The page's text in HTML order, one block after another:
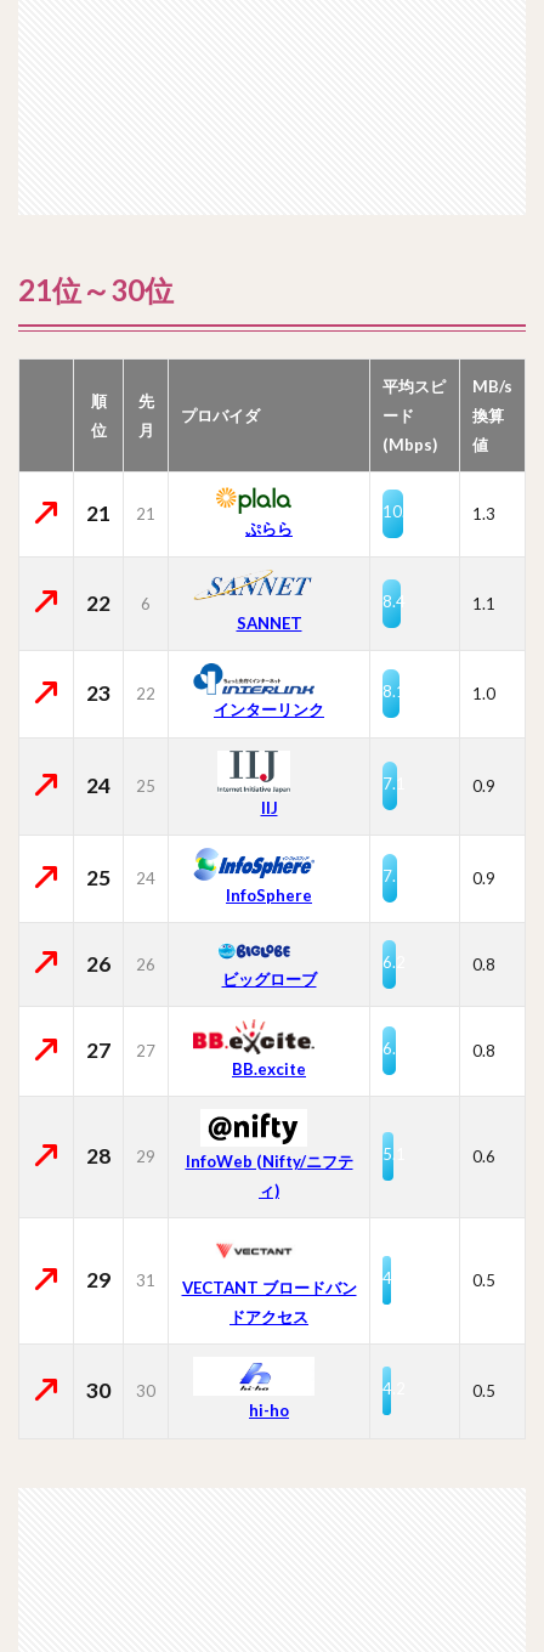
21位～30位
順
位
先
月
プロバイダ
平均スピ
ード
(Mbps)
MB/s
換算
値
21 21
ぷらら
10.0 1.3
22
6
SANNET
8.4 1.1
23
22
インターリンク
8.1 1.0
24
25
IIJ
7.1 0.9
25
24
InfoSphere
7.1 0.9
26 26
ビッグローブ
6.2 0.8
27
27
BB.excite
6.2 0.8
28 29
InfoWeb (Nifty/ニフテ
ィ)
5.1 0.6
29 31
VECTANT ブロードバン
ドアクセス
4.4 0.5
30
30
hi-ho
4.2 0.5